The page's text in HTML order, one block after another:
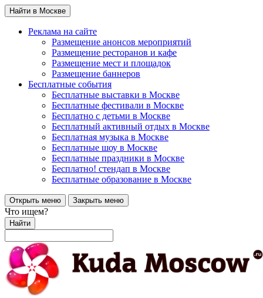
Найти в Москве
Реклама на сайте
Размещение анонсов мероприятий
Размещение ресторанов и кафе
Размещение мест и площадок
Размещение баннеров
Бесплатные события
Бесплатные выставки в Москве
Бесплатные фестивали в Москве
Бесплатно с детьми в Москве
Бесплатный активный отдых в Москве
Бесплатная музыка в Москве
Бесплатные шоу в Москве
Бесплатные праздники в Москве
Бесплатно! стендап в Москве
Бесплатные образование в Москве
Открыть меню Закрыть меню
Что ищем?
Найти